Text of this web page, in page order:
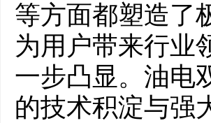
等方面都塑造了
为用户带来行业
一步凸显。油电
的技术积淀与强